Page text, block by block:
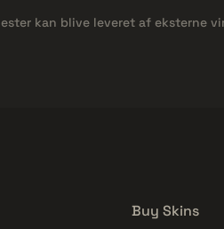
kan blive leveret af eksterne
Buy Skins